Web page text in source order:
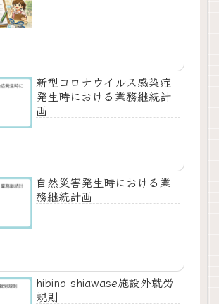
新型コロナウイルス感染症
発生時における業務継続計
画
自然災害発生時における業
務継続計画
hibino-shiawase施設外就労
規則